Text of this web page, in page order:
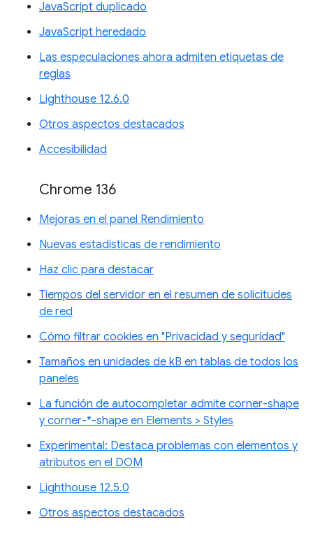
JavaScript duplicado
JavaScript heredado
Las especulaciones ahora admiten etiquetas de
reglas
Lighthouse 12.6.0
Otros aspectos destacados
Accesibilidad
Chrome 136
Mejoras en el panel Rendimiento
Nuevas estadísticas de rendimiento
Haz clic para destacar
Tiempos del servidor en el resumen de solicitudes
de red
Cómo filtrar cookies en "Privacidad y seguridad"
Tamaños en unidades de kB en tablas de todos los
paneles
La función de autocompletar admite corner-shape
y corner-*-shape en Elements > Styles
Experimental: Destaca problemas con elementos y
atributos en el DOM
Lighthouse 12.5.0
Otros aspectos destacados